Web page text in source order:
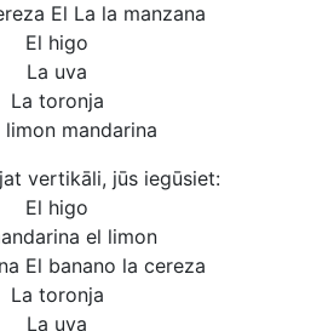
El La la manzana
El higo
La uva
La toronja
limon mandarina
vertikāli, jūs iegūsiet:
El higo
el limon
El banano la cereza
La toronja
La uva